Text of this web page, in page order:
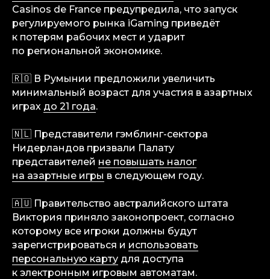
Casinos de France предупредила, что запуск
регулируемого рынка iGaming приведёт
к потерям рабочих мест и ударит
по региональной экономике.
🇷🇴 В Румынии предложили увеличить
минимальный возраст для участия в азартных
играх до 21 года.
🇳🇱 Представители гэмблинг-сектора
Нидерландов призвали Палату
представителей не повышать налог
на азартные игры в следующем году.
🇦🇺 Правительство австралийского штата
Виктория приняло законопроект, согласно
которому все игроки должны будут
зарегистрироваться и использовать
персональную карту для доступа
к электронным игровым автоматам.
iGS — ваш ориентир в индустрии
гемблинга и беттинга. Мы можем быть
полезны на всех уровнях — от новостей
и обзоров до аналитических разборов
и консалтинговой поддержки.
Аналитика
Консалтинговые услуги
Контакты
Privacy Policy
© iGaming Solutions, 2026
Партнерам